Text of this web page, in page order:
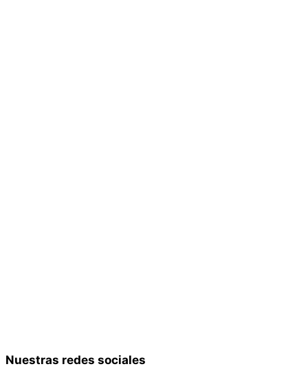
Nuestras redes sociales